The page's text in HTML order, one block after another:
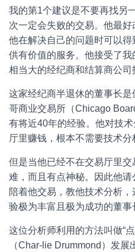
我的第1个建议是不要再找另
次一定会失败的交易。他最
他在解决自己的问题时可以
供有价值的服务。他接受了
相当大的经纪商和结算商公司
这家经纪商半退休的董事长
哥商业交易所（Chicago
有将近40年的经验。他对技
厅里赚钱，根本不需要技术分
但是当他已经不在交易厅里
难，而且有点神秘。因此他
陪着他交易，教他技术分析
验极为丰富且极为成功的董事
这位分析师利用的方法叫做“
（Char-lie Drummond）发